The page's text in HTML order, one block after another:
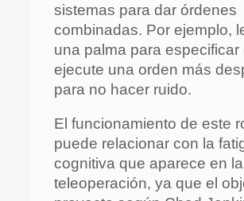
sistemas para dar órdenes
combinadas. Por ejemplo,
una palma para especificar
ejecute una orden más
para no hacer ruido.
El funcionamiento de este
puede relacionar con la
cognitiva que aparece en la
teleoperación, ya que el